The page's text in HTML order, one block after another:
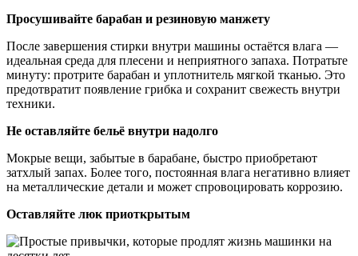
Просушивайте барабан и резиновую манжету
После завершения стирки внутри машины остаётся влага —
идеальная среда для плесени и неприятного запаха. Потратьте
минуту: протрите барабан и уплотнитель мягкой тканью. Это
предотвратит появление грибка и сохранит свежесть внутри
техники.
Не оставляйте бельё внутри надолго
Мокрые вещи, забытые в барабане, быстро приобретают
затхлый запах. Более того, постоянная влага негативно влияет
на металлические детали и может спровоцировать коррозию.
Оставляйте люк приоткрытым